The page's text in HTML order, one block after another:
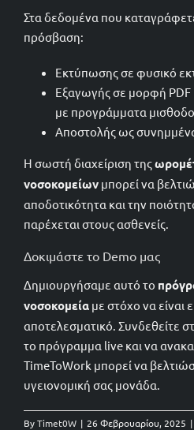
Στα δεδομένα που
πρόσβαση:
Εκτύπωσης σε φυσικό
Εξαγωγής σε μορφή PDF
με προγράμματα
Αποστολής ως
Η σωστή διαχείριση της
νοσοκομείων μπορεί να
αποδοτικότητα και την
παρέχεται στους ασθενείς.
Δοκιμάστε το Demo μας
Δημιουργήσαμε αυτό το
νοσοκομεία με στόχο να είναι
αποτελεσματικό. Συνδεθείτε
το πρόγραμμα live και να
TimeToWork μπορεί να
υγειονομική σας μονάδα.
ByTimet0W | 26 Φεβρουαρίου, 2025 |